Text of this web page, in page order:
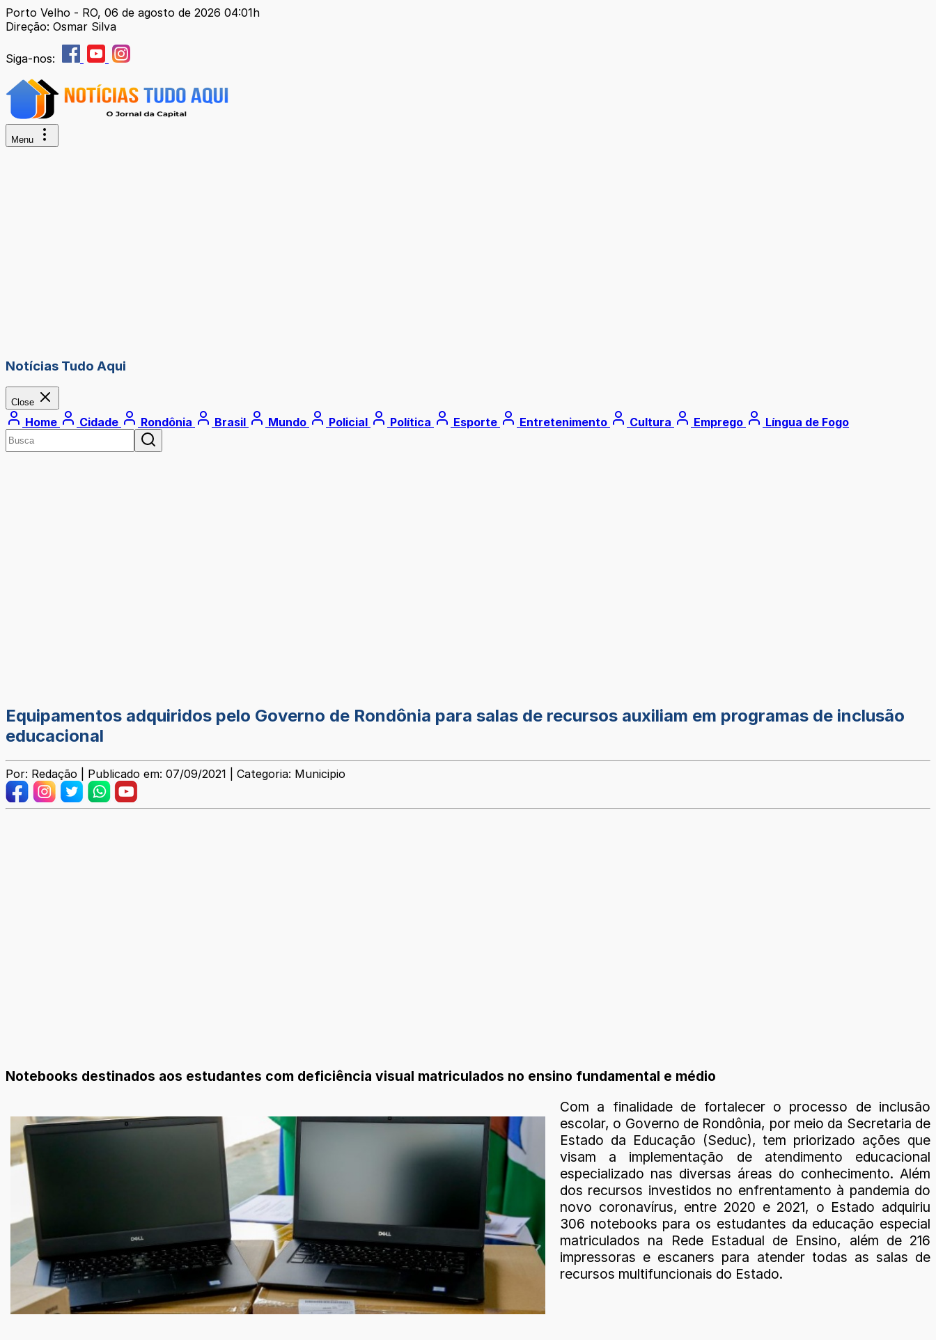
Porto Velho - RO, 06 de agosto de 2026 04:01h
Direção: Osmar Silva
Siga-nos:
Menu
Notícias Tudo Aqui
Close
Home Cidade Rondônia Brasil Mundo Policial Política Esporte Entretenimento Cultura Emprego Língua de Fogo
Equipamentos adquiridos pelo Governo de Rondônia para salas de recursos auxiliam em programas de inclusão
educacional
Por: Redação | Publicado em: 07/09/2021 | Categoria: Municipio
Notebooks destinados aos estudantes com deficiência visual matriculados no ensino fundamental e médio
Com a finalidade de fortalecer o processo de inclusão
escolar, o Governo de Rondônia, por meio da Secretaria de
Estado da Educação (Seduc), tem priorizado ações que
visam a implementação de atendimento educacional
especializado nas diversas áreas do conhecimento. Além
dos recursos investidos no enfrentamento à pandemia do
novo coronavírus, entre 2020 e 2021, o Estado adquiriu
306 notebooks para os estudantes da educação especial
matriculados na Rede Estadual de Ensino, além de 216
impressoras e escaners para atender todas as salas de
recursos multifuncionais do Estado.